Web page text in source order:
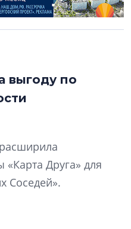
выгоду по
Друга» для
Соседей».